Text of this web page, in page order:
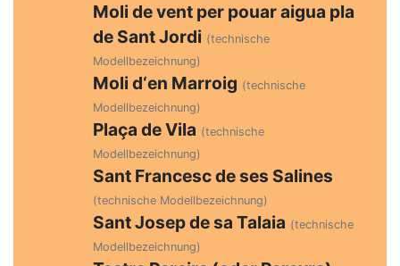
Moli de vent per pouar aigua pla
de Sant Jordi (technische
Modellbezeichnung)
Moli d‘en Marroig (technische
Modellbezeichnung)
Plaça de Vila (technische
Modellbezeichnung)
Sant Francesc de ses Salines
(technische Modellbezeichnung)
Sant Josep de sa Talaia (technische
Modellbezeichnung)